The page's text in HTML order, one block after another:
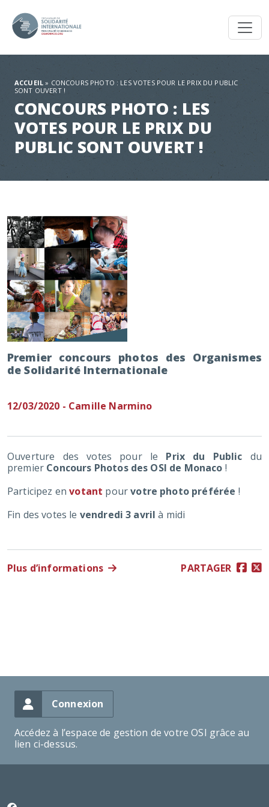
ACCUEIL » CONCOURS PHOTO : LES VOTES POUR LE PRIX DU PUBLIC
SONT OUVERT !
CONCOURS PHOTO : LES
VOTES POUR LE PRIX DU
PUBLIC SONT OUVERT !
Premier concours photos des Organismes
de Solidarité Internationale
12/03/2020 - Camille Narmino
Ouverture des votes pour le Prix du Public du
premier Concours Photos des OSI de Monaco !
Participez envotant pourvotre photo préférée !
Fin des votes le vendredi 3 avril à midi
Plus d’informations PARTAGER
Connexion
Accédez à l’espace de gestion de votre OSI grâce au
lien ci-dessus.